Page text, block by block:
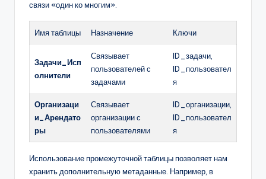
связи «один ко многим».
Имя таблицы Назначение Ключи
Задачи_Исп
олнители
Связывает
пользователей с
задачами
ID_задачи,
ID_пользовател
я
Организаци
и_Арендато
ры
Связывает
организации с
пользователями
ID_организации,
ID_пользовател
я
Использование промежуточной таблицы позволяет нам
хранить дополнительную метаданные. Например, в